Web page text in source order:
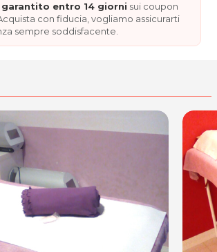
garantito entro 14 giorni sui coupon
con fiducia, vogliamo assicurarti
sempre soddisfacente.